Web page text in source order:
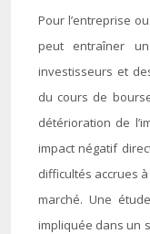
Pour l’entreprise
peut entraîner
investisseurs et
du cours de
détérioration de
impact négatif
difficultés accrues
marché. Une
impliquée dans un